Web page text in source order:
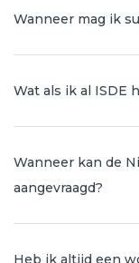
Wanneer mag ik
Wat als ik al ISDE
Wanneer kan de
aangevraagd?
Heb ik altijd een